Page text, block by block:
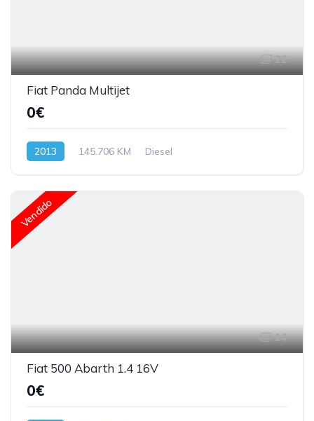
22
Fiat Panda Multijet
0€
2013 145.706 KM Diesel
Vendido
14
Fiat 500 Abarth 1.4 16V
0€